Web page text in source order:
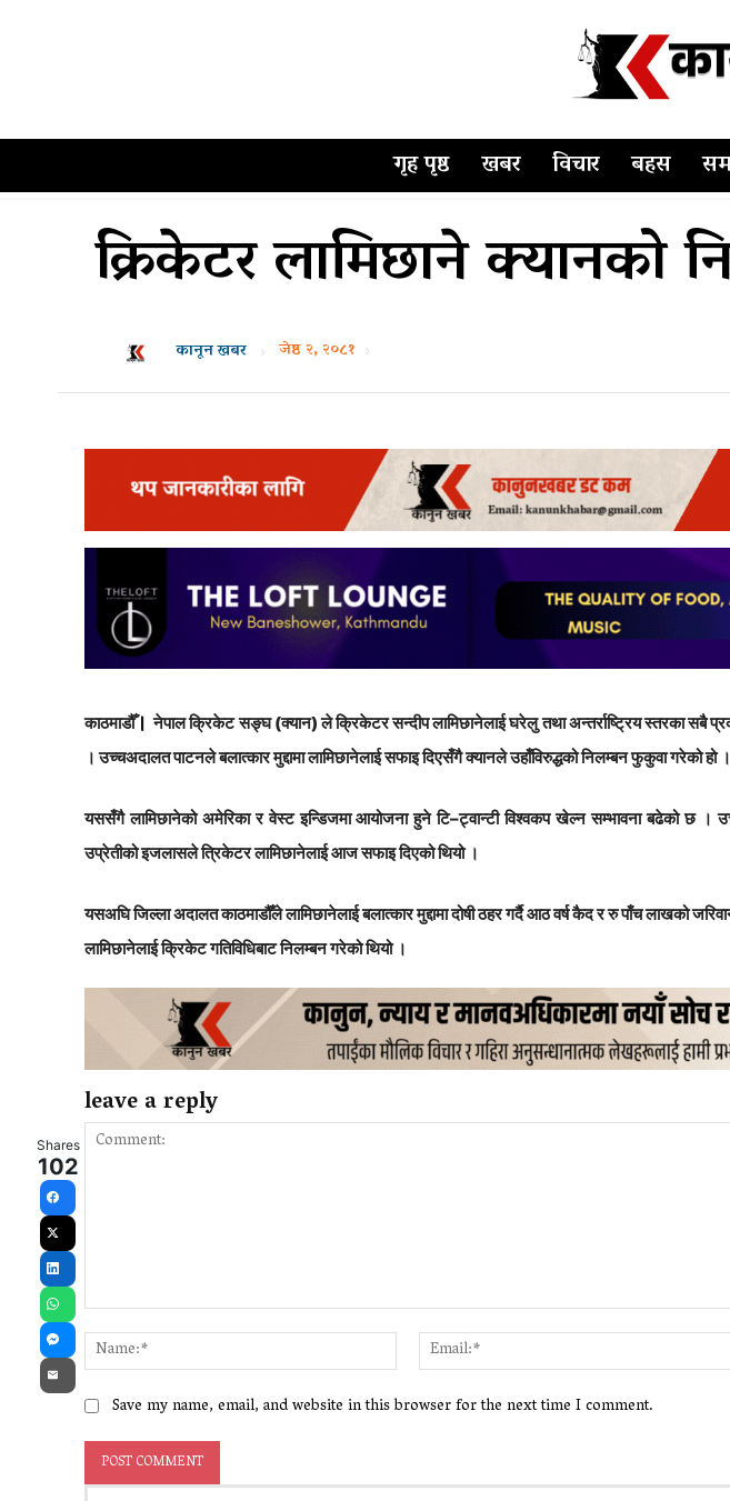
गृह पृष्ठ खबर विचार बहस
क्रिकेटर लामिछाने क्यानको
कानून खबर जेष्ठ २, २०८१
काठमाडौँ।नेपाल क्रिकेट सङ्घ (क्यान) ले क्रिकेटर सन्दीप लामिछानेलाई घरेलु तथा अन्तर्राष्ट्रिय स्तरका सबै
। उच्चअदालत पाटनले बलात्कार मुद्दामा लामिछानेलाई सफाइ दिएसँगै क्यानले उहाँविरुद्धको निलम्बन फुकुवा गरेको हो ।
यससँगै लामिछानेको अमेरिका र वेस्ट इन्डिजमा आयोजना हुने टि–ट्वान्टी विश्वकप खेल्न सम्भावना बढेको छ ।
उप्रेतीको इजलासले त्रिकेटर लामिछानेलाई आज सफाइ दिएको थियो ।
यसअघि जिल्ला अदालत काठमाडौँले लामिछानेलाई बलात्कार मुद्दामा दोषी ठहर गर्दै आठ वर्ष कैद र रु पाँच लाखको
लामिछानेलाई क्रिकेट गतिविधिबाट निलम्बन गरेको थियो ।
leave a reply
Name:*
Save my name, email, and website in this browser for the next time I comment.
Shares
102
Facebook
X
LinkedIn
WhatsApp
Messenger
Email